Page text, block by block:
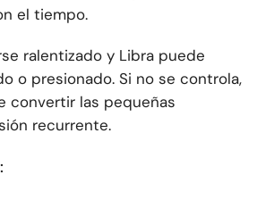
el tiempo.
ralentizado y Libra puede
o presionado. Si no se controla,
convertir las pequeñas
recurrente.